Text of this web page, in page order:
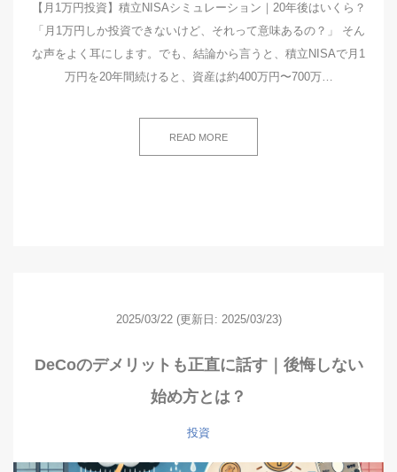
【月1万円投資】積立NISAシミュレーション｜20年後はいくら？
「月1万円しか投資できないけど、それって意味あるの？」 そん
な声をよく耳にします。でも、結論から言うと、積立NISAで月1
万円を20年間続けると、資産は約400万円〜700万…
READ MORE
2025/03/22 (更新日: 2025/03/23)
DeCoのデメリットも正直に話す｜後悔しない
始め方とは？
投資